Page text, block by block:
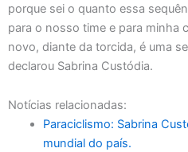
porque sei o quanto essa
para o nosso time e para minha
novo, diante da torcida, é uma
declarou Sabrina Custódia.
Notícias relacionadas:
Paraciclismo: Sabrina
mundial do país.